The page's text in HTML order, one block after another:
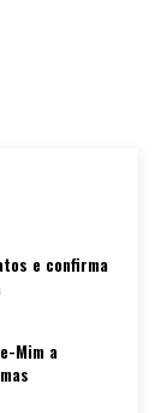
e confirma
Mim a